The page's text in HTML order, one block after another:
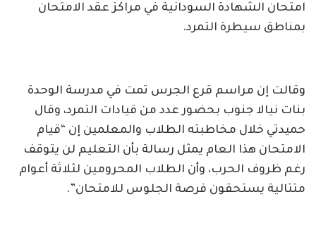
امتحان الشهادة السودانية في مراكز عقد الامتحان
بمناطق سيطرة التمرد.
وقالت إن مراسم قرع الجرس تمت في مدرسة الوحدة
بنات نيالا جنوب بحضور عدد من قيادات التمرد، وقال
حميدتي خلال مخاطبته الطلاب والمعلمين إن “قيام
الامتحان هذا العام يمثل رسالة بأن التعليم لن يتوقف
رغم ظروف الحرب، وأن الطلاب المحرومين لثلاثة أعوام
متتالية يستحقون فرصة الجلوس للامتحان”.